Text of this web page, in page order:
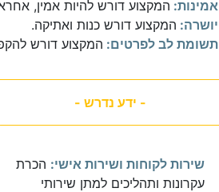
אמינות: המקצוע דורש להיות אמין,
יושרה: המקצוע דורש כנות ואתיקה.
תשומת לב לפרטים: המקצוע דורש
- ידע נדרש -
שירות לקוחות ושירות אישי: הכרת
עקרונות ותהליכים למתן שירותי